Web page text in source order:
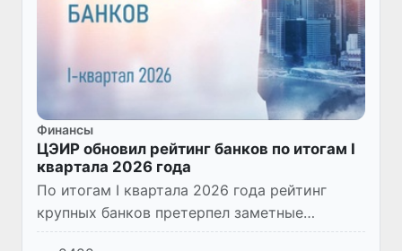
Финансы
ЦЭИР обновил рейтинг банков по итогам I
квартала 2026 года
По итогам I квартала 2026 года рейтинг
крупных банков претерпел заметные
изменения - при сохранении лидирующей